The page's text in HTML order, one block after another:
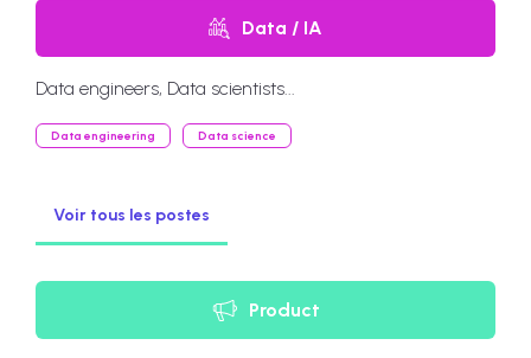
Data / IA
Data engineers, Data scientists...
Data engineering Data science
Voir tous les postes
Product